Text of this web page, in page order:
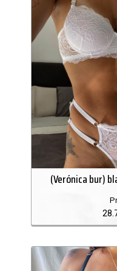
(Verónica bur)